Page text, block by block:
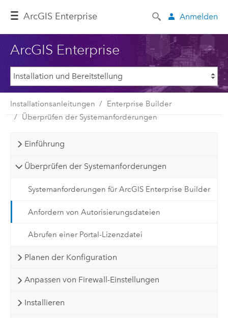
ArcGIS Enterprise Anmelden
ArcGIS Enterprise
Installationsanleitungen
Enterprise Builder
Überprüfen der Systemanforderungen
Einführung
Überprüfen der Systemanforderungen
Systemanforderungen für ArcGIS Enterprise Builder
Anfordern von Autorisierungsdateien
Abrufen einer Portal-Lizenzdatei
Planen der Konfiguration
Anpassen von Firewall-Einstellungen
Installieren